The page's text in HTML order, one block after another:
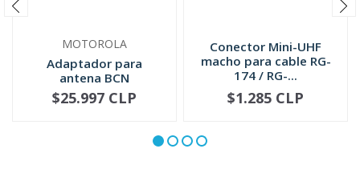
MOTOROLA
Adaptador para
antena BCN
5885705M02
NOT AVAILABLE
$25.997 CLP
Conector Mini-UHF
macho para cable RG-
174 / RG-...
+
$1.285 CLP